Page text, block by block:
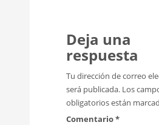
Deja una
respuesta
Tu dirección de correo
será publicada. Los
obligatorios están
Comentario*